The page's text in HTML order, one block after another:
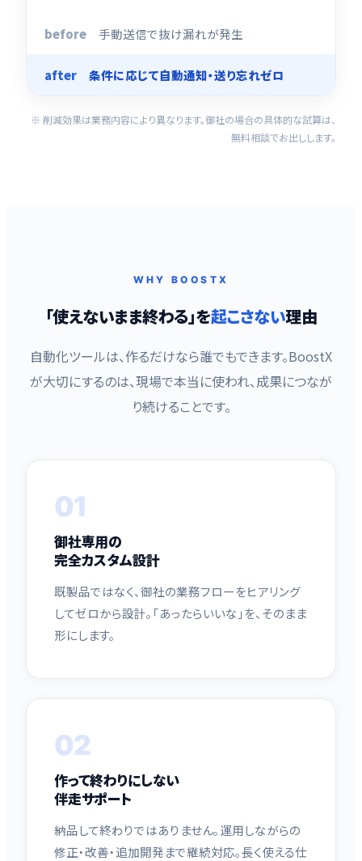
手動送信で抜け漏れが発生
条件に応じて自動通知・送り忘れゼロ
※ 削減効果は業務内容により異なります。御社の場合の具体的な試算は、
無料相談でお出しします。
WHY BOOSTX
「使えないまま終わる」を起こさない理由
自動化ツールは、作るだけなら誰でもできます。BoostX
が大切にするのは、現場で本当に使われ、成果につなが
り続けることです。
01
御社専用の
完全カスタム設計
既製品ではなく、御社の業務フローをヒアリング
してゼロから設計。「あったらいいな」を、そのまま
形にします。
02
作って終わりにしない
伴走サポート
納品して終わりではありません。運用しながらの
修正・改善・追加開発まで継続対応。長く使える仕